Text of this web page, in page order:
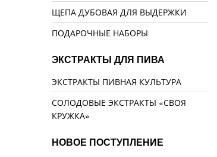
ЩЕПА ДУБОВАЯ ДЛЯ ВЫДЕРЖКИ
ПОДАРОЧНЫЕ НАБОРЫ
ЭКСТРАКТЫ ДЛЯ ПИВА
ЭКСТРАКТЫ ПИВНАЯ КУЛЬТУРА
СОЛОДОВЫЕ ЭКСТРАКТЫ «СВОЯ
КРУЖКА»
НОВОЕ ПОСТУПЛЕНИЕ